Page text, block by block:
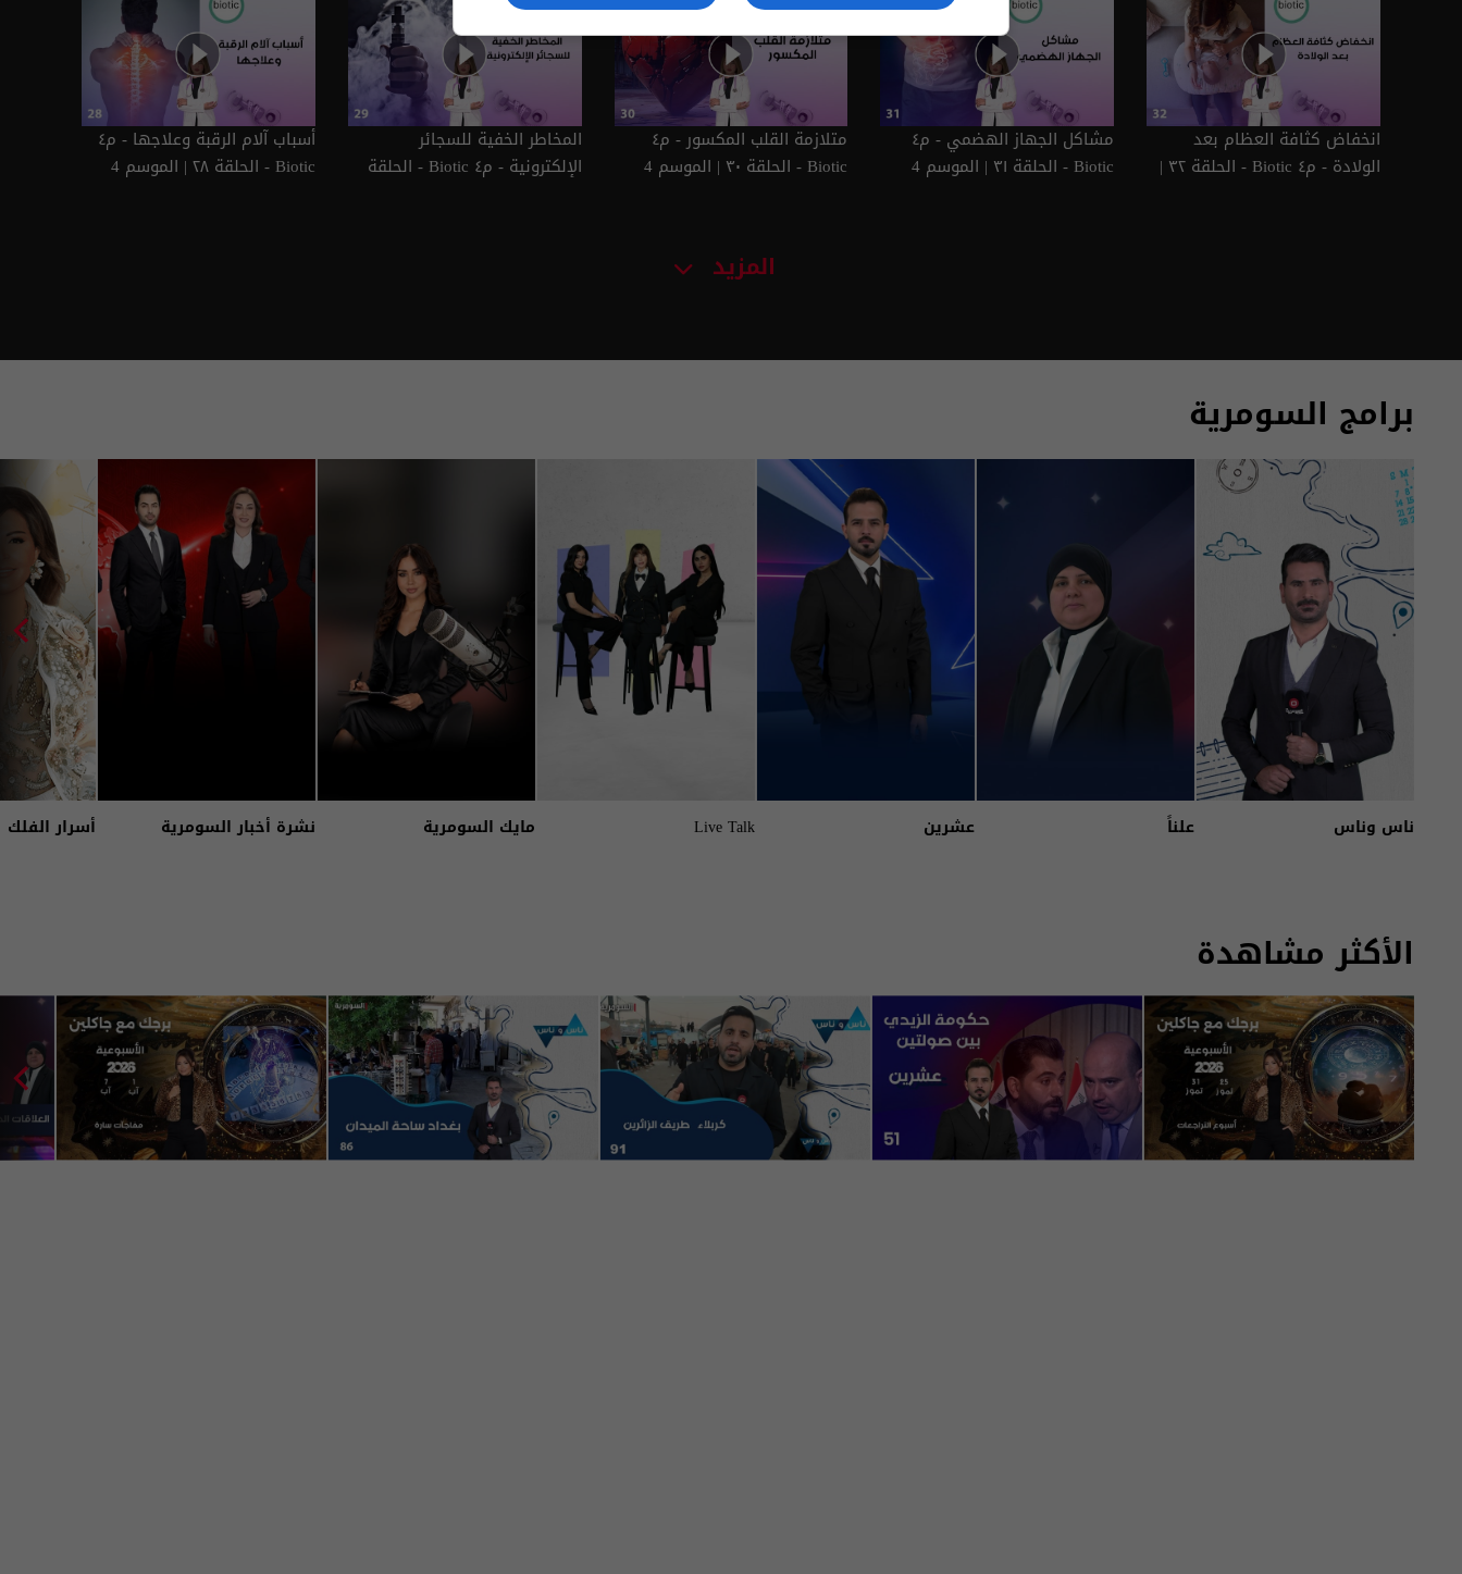
انخفاض كثافة العظام بعد
الولادة - م٤ Biotic - الحلقة ٣٢ |
مشاكل الجهاز الهضمي - م٤
Biotic - الحلقة ٣١ | الموسم 4
متلازمة القلب المكسور - م٤
Biotic - الحلقة ٣٠ | الموسم 4
المخاطر الخفية للسجائر
الإلكترونية - م٤ Biotic - الحلقة
أسباب آلام الرقبة وعلاجها - م٤
Biotic - الحلقة ٢٨ | الموسم 4
المزيد
برامج السومرية
ناس وناس علناً عشرين Live Talk مايك السومرية نشرة أخبار السومرية أسرار الفلك
الأكثر مشاهدة